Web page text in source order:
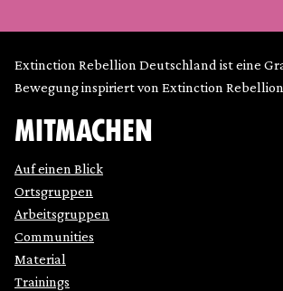
Extinction Rebellion Deutschland ist eine
Bewegung inspiriert von Extinction
MITMACHEN
Auf einen Blick
Ortsgruppen
Arbeitsgruppen
Communities
Material
Trainings